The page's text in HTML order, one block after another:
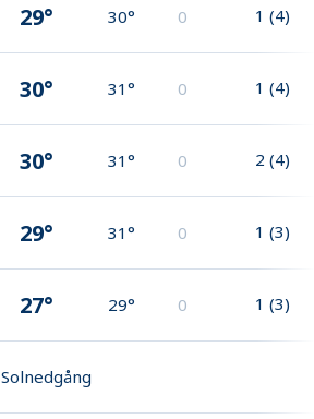
29° 30° 0 1 (4)
30° 31° 0 1 (4)
30° 31° 0 2 (4)
29° 31° 0 1 (3)
27° 29° 0 1 (3)
Solnedgång